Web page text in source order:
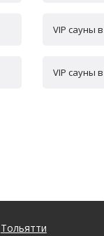
VIP сауны
VIP сауны
Тольятти